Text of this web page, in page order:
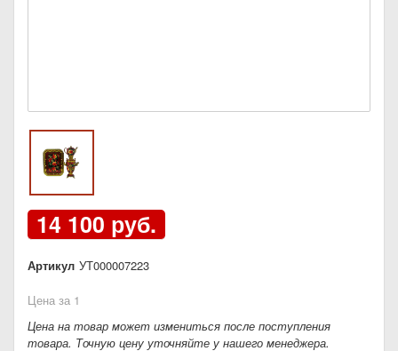
14 100 руб.
Артикул УТ000007223
Цена за 1
Цена на товар может измениться после поступления
товара. Точную цену уточняйте у нашего менеджера.